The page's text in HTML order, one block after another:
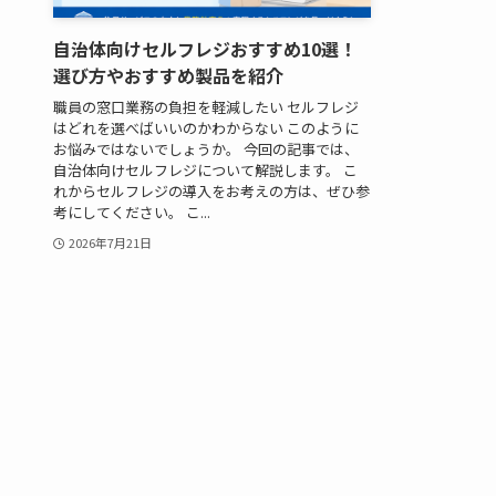
自治体向けセルフレジおすすめ10選！
選び方やおすすめ製品を紹介
職員の窓口業務の負担を軽減したい セルフレジ
はどれを選べばいいのかわからない このように
お悩みではないでしょうか。 今回の記事では、
自治体向けセルフレジについて解説します。 こ
れからセルフレジの導入をお考えの方は、ぜひ参
考にしてください。 こ...
2026年7月21日